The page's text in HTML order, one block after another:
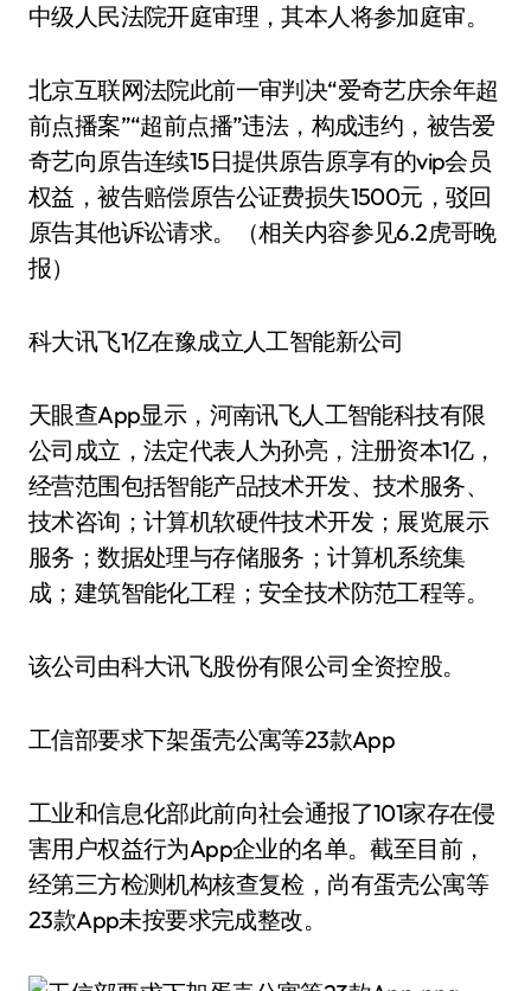
中级人民法院开庭审理，其本人将参加庭审。
北京互联网法院此前一审判决“爱奇艺庆余年超
前点播案”“超前点播”违法，构成违约，被告爱
奇艺向原告连续15日提供原告原享有的vip会员
权益，被告赔偿原告公证费损失1500元，驳回
原告其他诉讼请求。（相关内容参见6.2虎哥晚
报）
科大讯飞1亿在豫成立人工智能新公司
天眼查App显示，河南讯飞人工智能科技有限
公司成立，法定代表人为孙亮，注册资本1亿，
经营范围包括智能产品技术开发、技术服务、
技术咨询；计算机软硬件技术开发；展览展示
服务；数据处理与存储服务；计算机系统集
成；建筑智能化工程；安全技术防范工程等。
该公司由科大讯飞股份有限公司全资控股。
工信部要求下架蛋壳公寓等23款App
工业和信息化部此前向社会通报了101家存在侵
害用户权益行为App企业的名单。截至目前，
经第三方检测机构核查复检，尚有蛋壳公寓等
23款App未按要求完成整改。